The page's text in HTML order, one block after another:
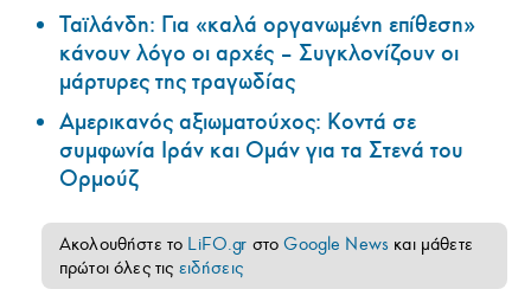
Ταϊλάνδη: Για «καλά οργανωμένη επίθεση»
κάνουν λόγο οι αρχές – Συγκλονίζουν οι
μάρτυρες της τραγωδίας
Αμερικανός αξιωματούχος: Κοντά σε
συμφωνία Ιράν και Ομάν για τα Στενά του
Ορμούζ
Ακολουθήστε το LiFO.gr στοGoogle News και μάθετε
πρώτοι όλες τις ειδήσεις